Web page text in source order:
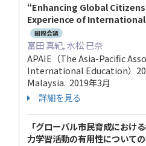
“Enhancing Global
Experience of
国際会議
富田 真紀, 水松 巳奈
APAIE（The Asia-Pacific
International Education）
Malaysia. 2019年3月
詳細を見る
「グローバル市民育成におけ
力学習活動の有用性について